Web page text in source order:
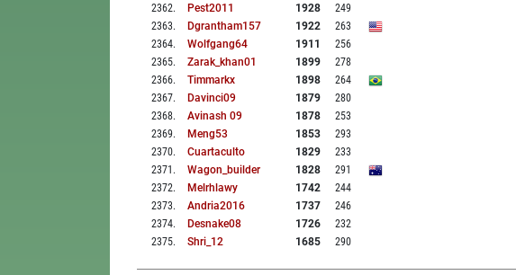
2362. Pest2011 1928
249
2363. Dgrantham157 1922
263
2364. Wolfgang64 1911
256
2365. Zarak_khan01 1899
278
2366. Timmarkx 1898
264
2367. Davinci09 1879
280
2368. Avinash 09 1878
253
2369. Meng53 1853
293
2370. Cuartaculto 1829
233
2371 . Wagon_builder 1828
291
2372. Melrhlawy 1742
244
2373. Andria2016 1737
246
2374. Desnake08 1726
232
2375. Shri_12 1685 290